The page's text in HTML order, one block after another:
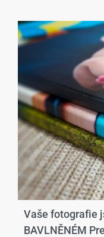
Vaše fotografie
BAVLNĚNÉM